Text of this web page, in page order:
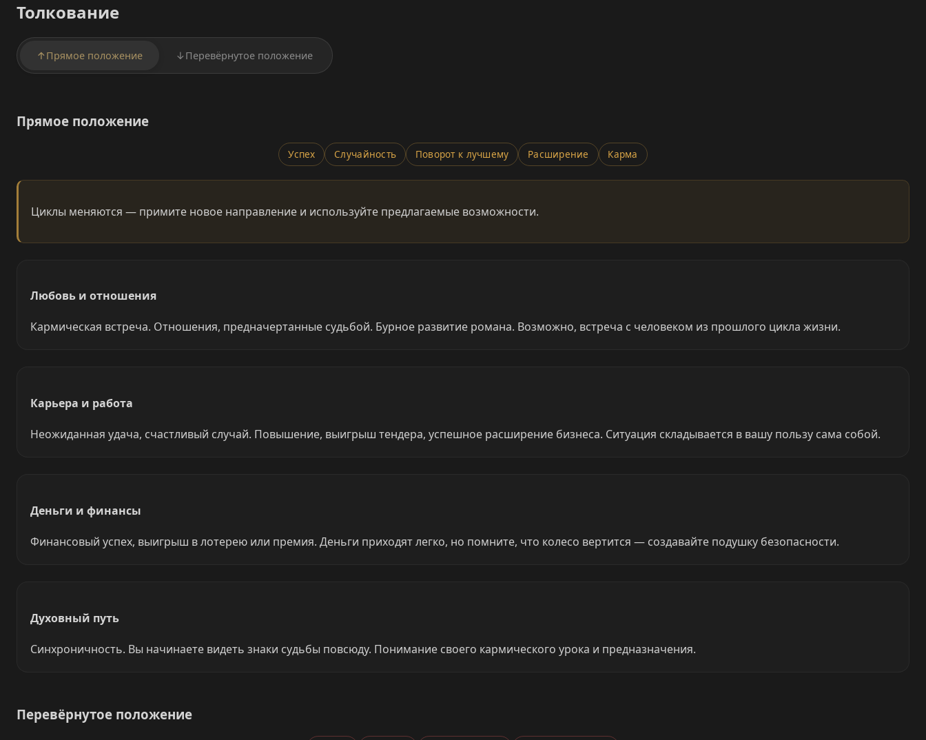
Толкование
↑ Прямое положение ↓ Перевёрнутое положение
Прямое положение
Успех Случайность Поворот к лучшему Расширение Карма
Циклы меняются — примите новое направление и используйте предлагаемые возможности.
Любовь и отношения
Кармическая встреча. Отношения, предначертанные судьбой. Бурное развитие романа. Возможно, встреча с человеком из прошлого цикла жизни.
Карьера и работа
Неожиданная удача, счастливый случай. Повышение, выигрыш тендера, успешное расширение бизнеса. Ситуация складывается в вашу пользу сама собой.
Деньги и финансы
Финансовый успех, выигрыш в лотерею или премия. Деньги приходят легко, но помните, что колесо вертится — создавайте подушку безопасности.
Духовный путь
Синхроничность. Вы начинаете видеть знаки судьбы повсюду. Понимание своего кармического урока и предназначения.
Перевёрнутое положение